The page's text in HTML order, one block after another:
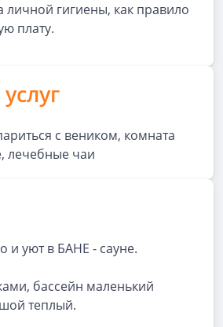
личной гигиены, как правило
плату.
с веником, комната
лечебные чаи
и уют в БАНЕ - сауне.
бассейн маленький
теплый.